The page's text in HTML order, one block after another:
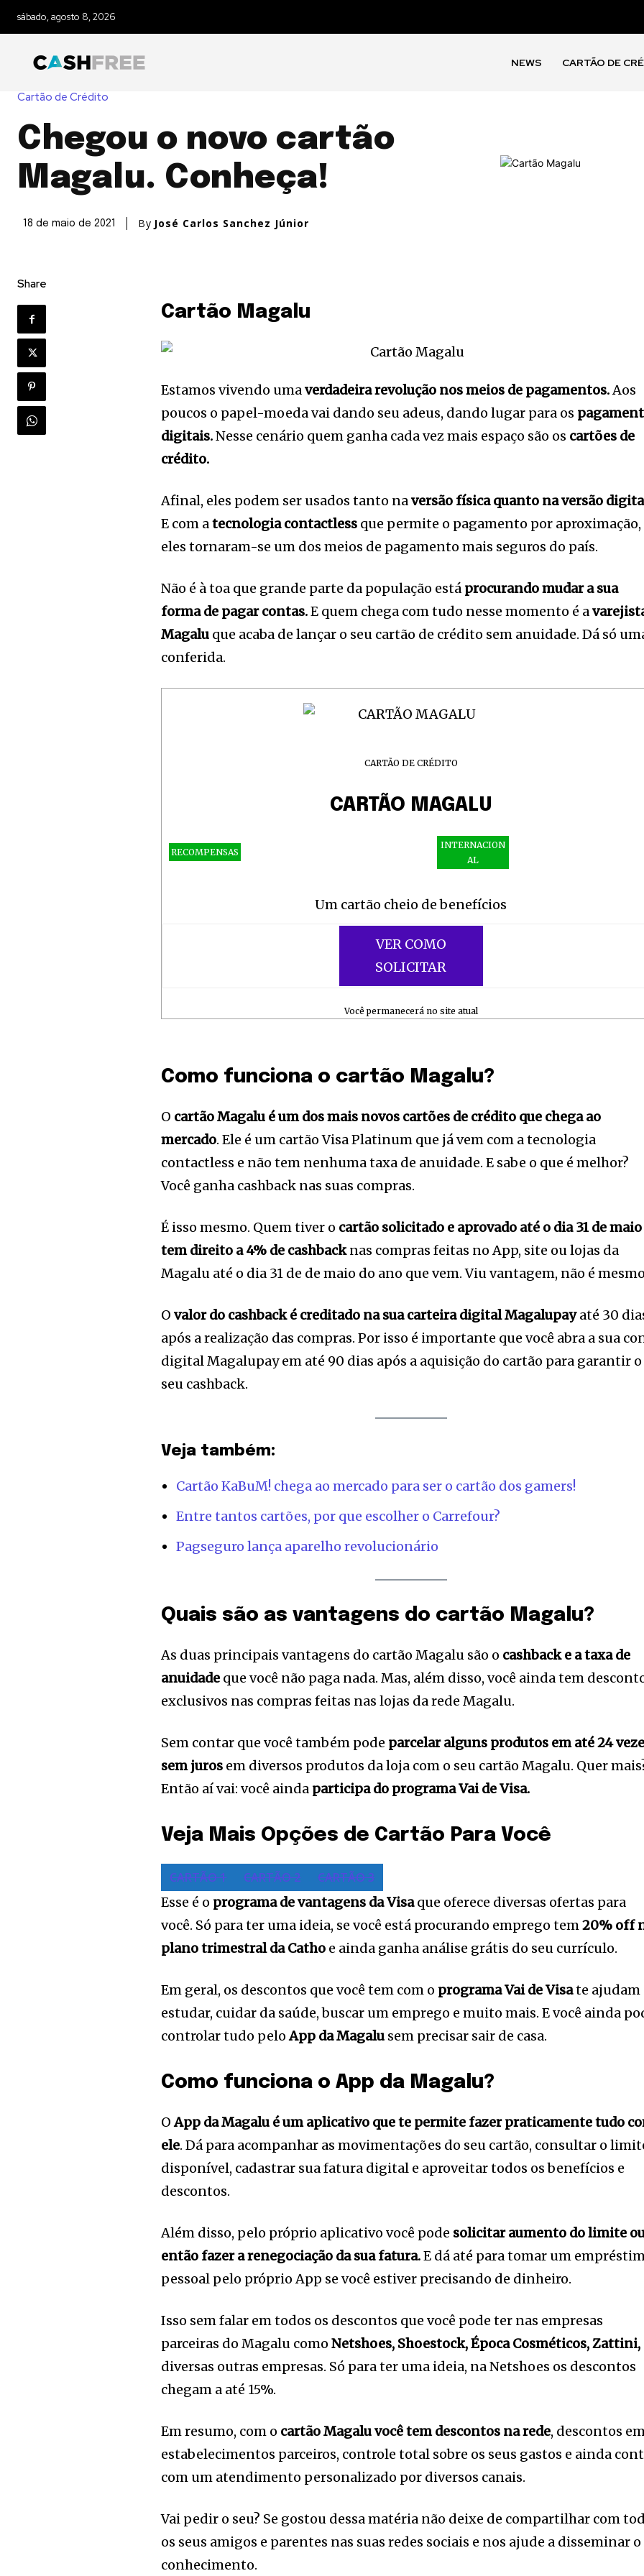
Join our community of
SUBSCRIBERS and be part
To subscribe, simply enter your email address on our website or click
the subscribe button below. Don't worry, we respect your privacy and
won't spam your inbox. Your information is safe with us.
[td_block_social_counter style=”style7 td-social-boxed” manual_count_instagram=”32111″ instagram=”#”
tdc_css=”eyJhbGwiOnsibWFyZ2luLWJvdHRvbSI6IjAiLCJkaXNwbGF5IjoiIn19″]
sábado, agosto 8, 2026
NEWS CARTÃO DE
Cartão de Crédito
Chegou o novo cartão
Magalu. Conheça!
18 de maio de 2021 By José Carlos Sanchez Júnior
Share
Cartão Magalu
Estamos vivendo umaverdadeira revolução nos meios de pagamentos.Aos
poucos o papel-moeda vai dando seu adeus, dando lugar para os
digitais.Nesse cenário quem ganha cada vez mais espaço são os cartões de
crédito.
Afinal, eles podem ser usados tanto naversão física quanto na versão
E com atecnologia contactless que permite o pagamento por aproximação,
eles tornaram-se um dos meios de pagamento mais seguros do país.
Não é à toa que grande parte da população está procurando mudar a sua
forma de pagar contas.E quem chega com tudo nesse momento é a
Magalu que acaba de lançar o seu cartão de crédito sem anuidade. Dá só
conferida.
CARTÃO DE CRÉDITO
CARTÃO MAGALU
RECOMPENSAS
INTERNACION
AL
Um cartão cheio de benefícios
VER COMO
SOLICITAR
Você permanecerá no site atual
Como funciona o cartão Magalu?
O cartão Magalu é um dos mais novos cartões de crédito que chega ao
mercado. Ele é um cartão Visa Platinum que já vem com a tecnologia
contactless e não tem nenhuma taxa de anuidade. E sabe o que é melhor?
Você ganha cashback nas suas compras.
É isso mesmo. Quem tiver o cartão solicitado e aprovado até o dia 31 de maio
tem direito a 4% de cashbacknas compras feitas no App, site ou lojas da
Magalu até o dia 31 de de maio do ano que vem. Viu vantagem, não é
O valor do cashback é creditado na sua carteira digital Magalupayaté 30
após a realização das compras. Por isso é importante que você abra a sua
digital Magalupay em até 90 dias após a aquisição do cartão para garantir o
seu cashback.
Veja também:
Cartão KaBuM! chega ao mercado para ser o cartão dos gamers!
Entre tantos cartões, por que escolher o Carrefour?
Pagseguro lança aparelho revolucionário
Quais são as vantagens do cartão Magalu?
As duas principais vantagens do cartão Magalu são o cashback e a taxa de
anuidade que você não paga nada. Mas, além disso, você ainda tem
exclusivos nas compras feitas nas lojas da rede Magalu.
Sem contar que você também pode parcelar alguns produtos em até 24
sem juros em diversos produtos da loja com o seu cartão Magalu. Quer
Então aí vai: você ainda participa do programa Vai de Visa.
Veja Mais Opções de Cartão Para Você
CARTÃO 1 CARTÃO 2 CARTÃO 3
Esse é o programa de vantagens da Visaque oferece diversas ofertas para
você. Só para ter uma ideia, se você está procurando emprego tem20% off
plano trimestral da Catho e ainda ganha análise grátis do seu currículo.
Em geral, os descontos que você tem com o programa Vai de Visate ajudam
estudar, cuidar da saúde, buscar um emprego e muito mais. E você ainda
controlar tudo peloApp da Magalu sem precisar sair de casa.
Como funciona o App da Magalu?
OApp da Magalu é um aplicativo que te permite fazer praticamente tudo
ele. Dá para acompanhar as movimentações do seu cartão, consultar o
disponível, cadastrar sua fatura digital e aproveitar todos os benefícios e
descontos.
Além disso, pelo próprio aplicativo você pode solicitar aumento do limite
então fazer a renegociação da sua fatura.E dá até para tomar um
pessoal pelo próprio App se você estiver precisando de dinheiro.
Isso sem falar em todos os descontos que você pode ter nas empresas
parceiras do Magalu como Netshoes, Shoestock, Época Cosméticos, Zattini,
diversas outras empresas. Só para ter uma ideia, na Netshoes os descontos
chegam a até 15%.
Em resumo, com o cartão Magalu você tem descontos na rede, descontos
estabelecimentos parceiros, controle total sobre os seus gastos e ainda
com um atendimento personalizado por diversos canais.
Vai pedir o seu? Se gostou dessa matéria não deixe de compartilhar com
os seus amigos e parentes nas suas redes sociais e nos ajude a disseminar o
conhecimento.